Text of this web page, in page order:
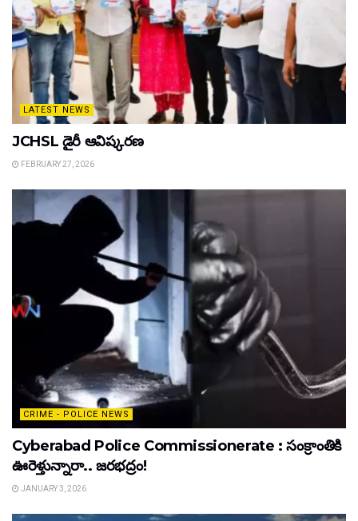
LATEST NEWS
JCHSL డైరీ ఆవిష్కరణ
FEBRUARY 27, 2026
CRIME - POLICE NEWS
Cyberabad Police Commissionerate : సంక్రాంతికి
ఊరెళ్తున్నారా.. జరభద్రం!
JANUARY 3, 2026